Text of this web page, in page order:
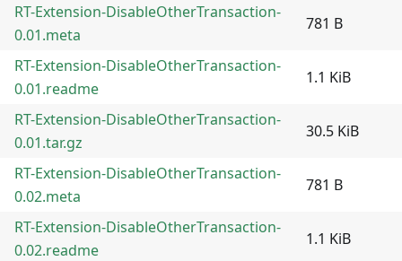
RT-Extension-DisableOtherTransaction-
0.01.meta
781 B
RT-Extension-DisableOtherTransaction-
0.01.readme
1.1 KiB
RT-Extension-DisableOtherTransaction-
0.01.tar.gz
30.5 KiB
RT-Extension-DisableOtherTransaction-
0.02.meta
781 B
RT-Extension-DisableOtherTransaction-
0.02.readme
1.1 KiB